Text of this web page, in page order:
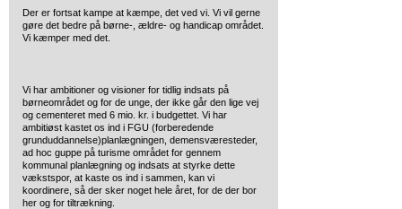
Der er fortsat kampe at kæmpe, det ved vi. Vi vil gerne
gøre det bedre på børne-, ældre- og handicap området.
Vi kæmper med det.
Vi har ambitioner og visioner for tidlig indsats på
børneområdet og for de unge, der ikke går den lige vej
og cementeret med 6 mio. kr. i budgettet. Vi har
ambitiøst kastet os ind i FGU (forberedende
grunduddannelse)planlægningen, demensværesteder,
ad hoc guppe på turisme området for gennem
kommunal planlægning og indsats at styrke dette
vækstspor, at kaste os ind i sammen, kan vi
koordinere, så der sker noget hele året, for de der bor
her og for tiltrækning.